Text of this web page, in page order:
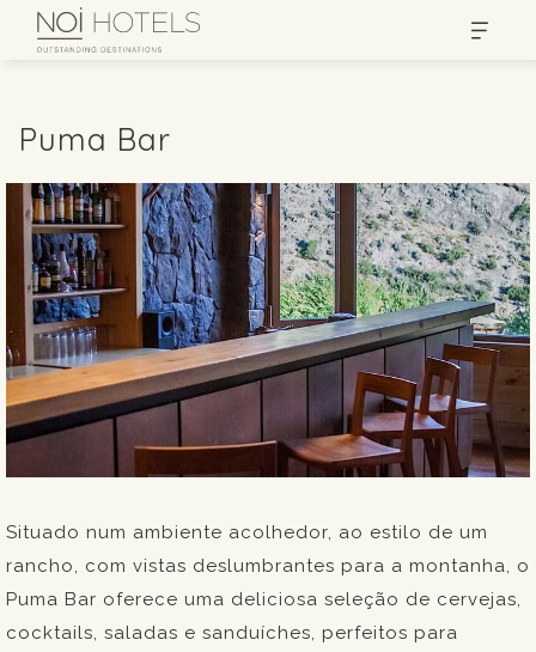
Puma Bar
Situado num ambiente acolhedor, ao estilo de um
rancho, com vistas deslumbrantes para a montanha, o
Puma Bar oferece uma deliciosa seleção de cervejas,
cocktails, saladas e sanduíches, perfeitos para